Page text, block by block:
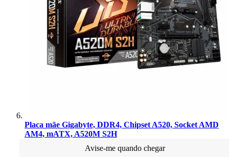
Placa mãe Gigabyte, DDR4, Chipset A520, Socket AMD
AM4, mATX, A520M S2H
Avise-me quando chegar